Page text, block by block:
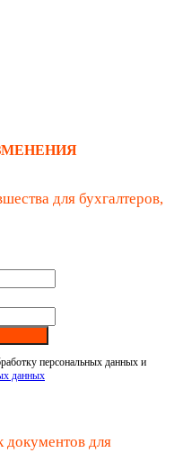
для бухгалтеров,
персональных данных и
данных
документов для